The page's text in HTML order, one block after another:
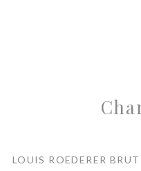
LOUIS ROEDERER